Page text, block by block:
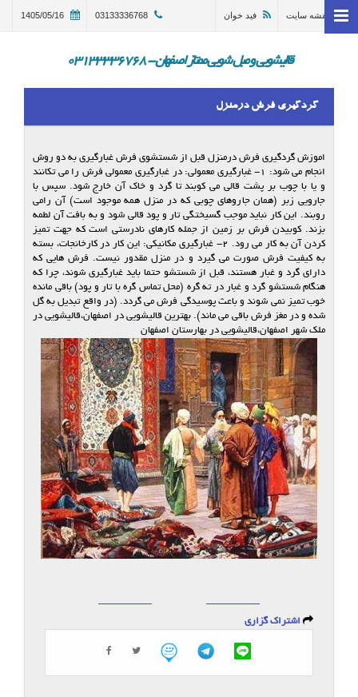
خانه
گالری
درباره ما
تماس با ما
در خواست سرویس
03133336768
1405/05/16 نقشه سایت فید خوان
قالیشویی و مبل شویی ممتاز اصفهان - 03133336768
گردگیری فرش درمنزل
اموزش گردگیری فرش درمنزل قبل از شستشوی فرش غبارگیری به دو روش
انجام می شود: ۱- غبارگیری معمولی: در غبارگیری معمولی فرش را می تکانند
و یا با چوب بر پشت قالی می کوبند تا گرد و خاک آن خارج شود. سپس با
جارویی زبر (همان جاروهای چوبی که در منزل همه موجود است) آن رامی
روبند. این کار نباید موجب گسیختگی تار و پود قالی شود و به بافت آن لطمه
بزند. کوبیدن فرش بر زمین از جمله کارهای نادرستی است که جهت تمیز
کردن آن به کار می رود. ۲- غبارگیری مکانیکی: این کار در کارخانجات، بسته
به کیفیت فرش صورت می گیرد و در منزل مقدور نیست. فرش هایی که
دارای گرد و غبار هستند، قبل از شستشو حتما باید غبارگیری شوند، چرا که
هنگام شستشو گرد و غبار در ته گره (محل تماس گره با تار و پود) باقی مانده
خوب تمیز نمی شوند و باعث پوسیدگی فرش می گردد. (در واقع تبدیل به گل
شده و در مغز فرش باقی می ماند). بهترین قالیشویی در اصفهان،قالیشویی در
ملک شهر اصفهان،قالیشویی در بهارستان اصفهان
اشتراک گزاری